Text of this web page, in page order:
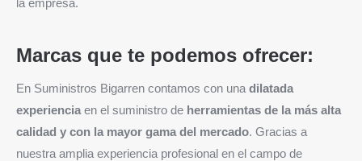
Marcas que te podemos ofrecer:
En Suministros Bigarren contamos con una dilatada
experiencia en el suministro de herramientas de la más alta
calidad y con la mayor gama del mercado. Gracias a
nuestra amplia experiencia profesional en el campo de